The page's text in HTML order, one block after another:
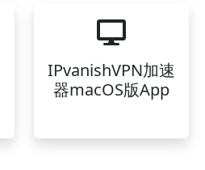
IPvanishVPN加速
器macOS版App